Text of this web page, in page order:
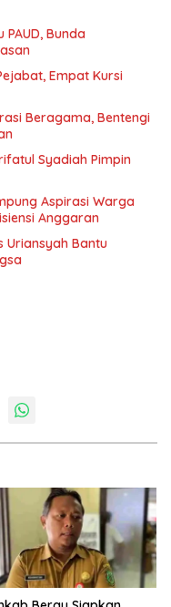
Bunda
Empat Kursi
Beragama, Bentengi
Syadiah Pimpin
Aspirasi Warga
Anggaran
Uriansyah Bantu